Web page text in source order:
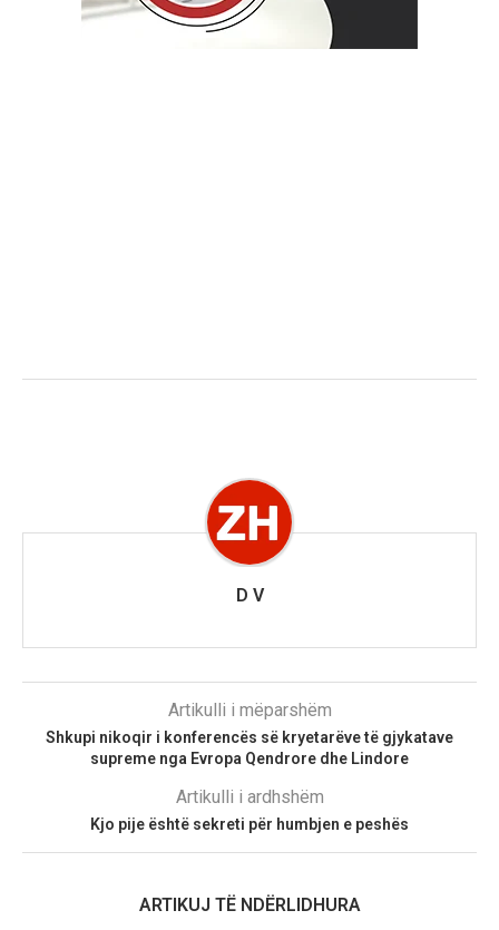
D V
Artikulli i mëparshëm
Shkupi nikoqir i konferencës së kryetarëve të gjykatave
supreme nga Evropa Qendrore dhe Lindore
Artikulli i ardhshëm
Kjo pije është sekreti për humbjen e peshës
ARTIKUJ TË NDËRLIDHURA